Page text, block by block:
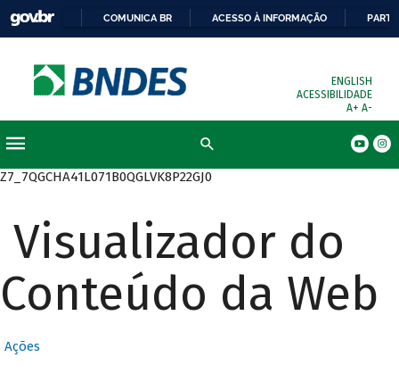
COMUNICA BR ACESSO À INFORMAÇÃO
ENGLISH
ACESSIBILIDADE
A+ A-
Z7_7QGCHA41L071B0QGLVK8P22GJ0
Visualizador do
Conteúdo da Web
Ações